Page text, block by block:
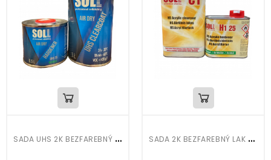
S
ADA UHS 2K BEZFAREBNÝ LAK AIR DRY 1L + UHS TUŽIDLO 0,5L S
ADA 2K BEZFAREBNÝ LAK C1 HS 1L+H1 10 TUŽIDLO NORMAL 0,5L